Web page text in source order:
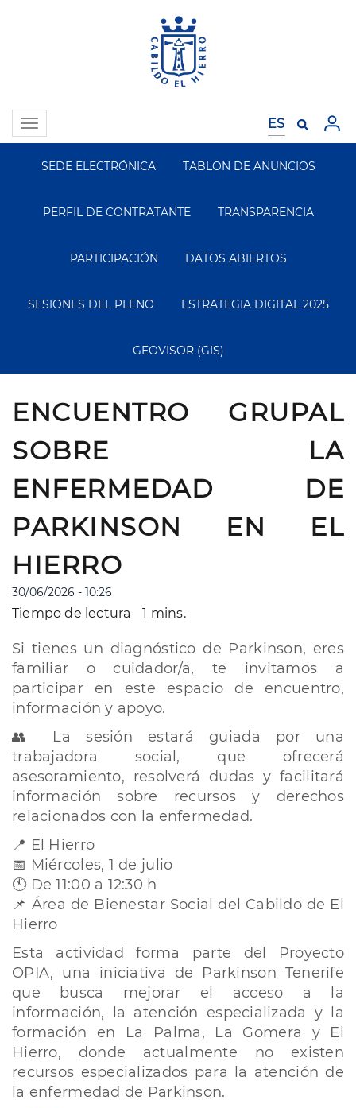
Toggle
navigation
Segundo
Menu
SEDE ELECTRÓNICA TABLON DE ANUNCIOS
PERFIL DE CONTRATANTE TRANSPARENCIA
PARTICIPACIÓN DATOS ABIERTOS
SESIONES DEL PLENO ESTRATEGIA DIGITAL 2025
GEOVISOR (GIS)
ENCUENTRO GRUPAL
SOBRE LA
ENFERMEDAD DE
PARKINSON EN EL
HIERRO
30/06/2026 - 10:26
Tiempo de lectura 1 mins.
Si tienes un diagnóstico de Parkinson, eres
familiar o cuidador/a, te invitamos a
participar en este espacio de encuentro,
información y apoyo.
👥 La sesión estará guiada por una
trabajadora social, que ofrecerá
asesoramiento, resolverá dudas y facilitará
información sobre recursos y derechos
relacionados con la enfermedad.
📍 El Hierro
📅 Miércoles, 1 de julio
🕚 De 11:00 a 12:30 h
📌 Área de Bienestar Social del Cabildo de El
Hierro
Esta actividad forma parte del Proyecto
OPIA, una iniciativa de Parkinson Tenerife
que busca mejorar el acceso a la
información, la atención especializada y la
formación en La Palma, La Gomera y El
Hierro, donde actualmente no existen
recursos especializados para la atención de
la enfermedad de Parkinson.